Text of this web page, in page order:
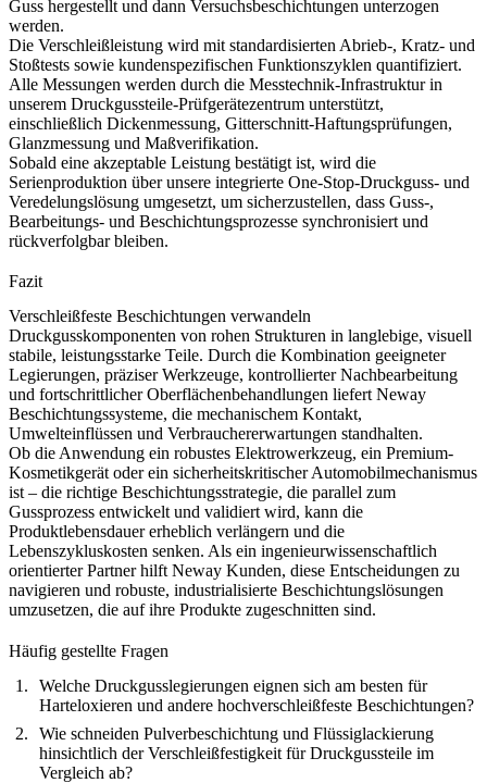
Guss hergestellt und dann Versuchsbeschichtungen unterzogen
werden.
Die Verschleißleistung wird mit standardisierten Abrieb-, Kratz- und
Stoßtests sowie kundenspezifischen Funktionszyklen quantifiziert.
Alle Messungen werden durch die Messtechnik-Infrastruktur in
unserem Druckgussteile-Prüfgerätezentrum unterstützt,
einschließlich Dickenmessung, Gitterschnitt-Haftungsprüfungen,
Glanzmessung und Maßverifikation.
Sobald eine akzeptable Leistung bestätigt ist, wird die
Serienproduktion über unsere integrierte One-Stop-Druckguss- und
Veredelungslösung umgesetzt, um sicherzustellen, dass Guss-,
Bearbeitungs- und Beschichtungsprozesse synchronisiert und
rückverfolgbar bleiben.
Fazit
Verschleißfeste Beschichtungen verwandeln
Druckgusskomponenten von rohen Strukturen in langlebige, visuell
stabile, leistungsstarke Teile. Durch die Kombination geeigneter
Legierungen, präziser Werkzeuge, kontrollierter Nachbearbeitung
und fortschrittlicher Oberflächenbehandlungen liefert Neway
Beschichtungssysteme, die mechanischem Kontakt,
Umwelteinflüssen und Verbrauchererwartungen standhalten.
Ob die Anwendung ein robustes Elektrowerkzeug, ein Premium-
Kosmetikgerät oder ein sicherheitskritischer Automobilmechanismus
ist – die richtige Beschichtungsstrategie, die parallel zum
Gussprozess entwickelt und validiert wird, kann die
Produktlebensdauer erheblich verlängern und die
Lebenszykluskosten senken. Als ein ingenieurwissenschaftlich
orientierter Partner hilft Neway Kunden, diese Entscheidungen zu
navigieren und robuste, industrialisierte Beschichtungslösungen
umzusetzen, die auf ihre Produkte zugeschnitten sind.
Häufig gestellte Fragen
Welche Druckgusslegierungen eignen sich am besten für
Harteloxieren und andere hochverschleißfeste Beschichtungen?
Wie schneiden Pulverbeschichtung und Flüssiglackierung
hinsichtlich der Verschleißfestigkeit für Druckgussteile im
Vergleich ab?